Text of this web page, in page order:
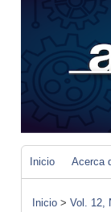
Inicio Acerca
Inicio > Vol. 12,